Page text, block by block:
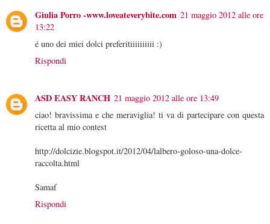
Giulia Porro -www.loveateverybite.com 21 maggio 2012 alle ore
13:22
é uno dei miei dolci preferitiiiiiiiiii :)
Rispondi
ASD EASY RANCH 21 maggio 2012 alle ore 13:49
ciao! bravissima e che meraviglia! ti va di partecipare con questa
ricetta al mio contest
http://dolcizie.blogspot.it/2012/04/lalbero-goloso-una-dolce-
raccolta.html
Samaf
Rispondi